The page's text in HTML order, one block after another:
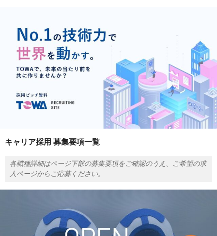
キャリア採用 募集要項一覧
各職種詳細はページ下部の募集要項をご確認のうえ、ご希望の求
人ページからご応募ください。